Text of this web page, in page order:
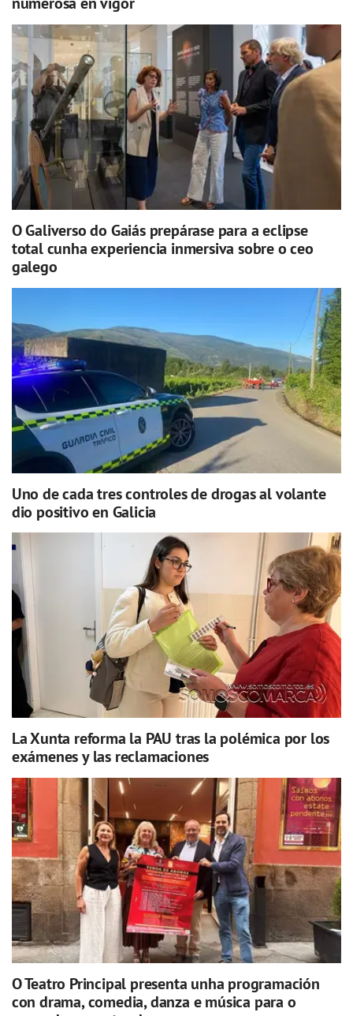
O Galiverso do Gaiás prepárase para a eclipse
total cunha experiencia inmersiva sobre o ceo
galego
Uno de cada tres controles de drogas al volante
dio positivo en Galicia
La Xunta reforma la PAU tras la polémica por los
exámenes y las reclamaciones
O Teatro Principal presenta unha programación
con drama, comedia, danza e música para o